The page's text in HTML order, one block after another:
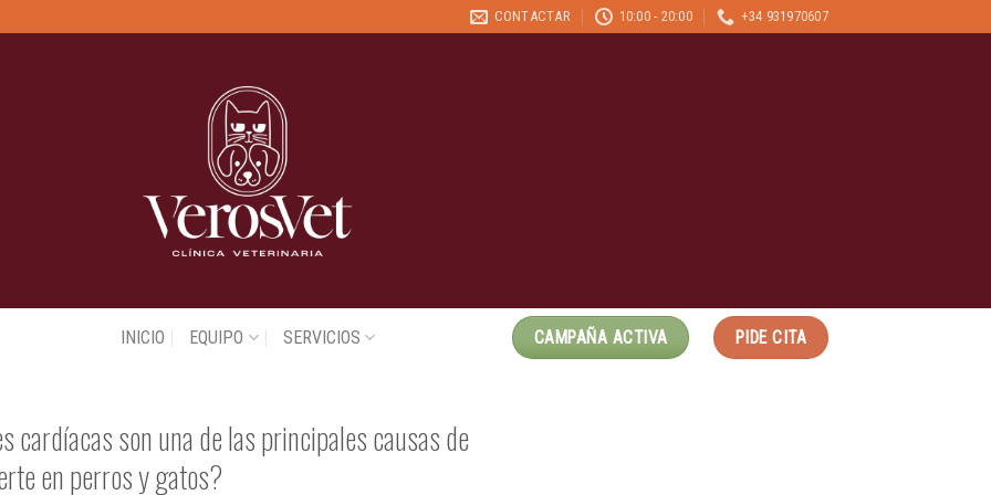
CONTACTAR 10:00 - 20:00 +34 931970607
INICIO EQUIPO SERVICIOS CAMPAÑA ACTIVA PIDE CITA
cardíacas son una de las principales causas de
en perros y gatos?